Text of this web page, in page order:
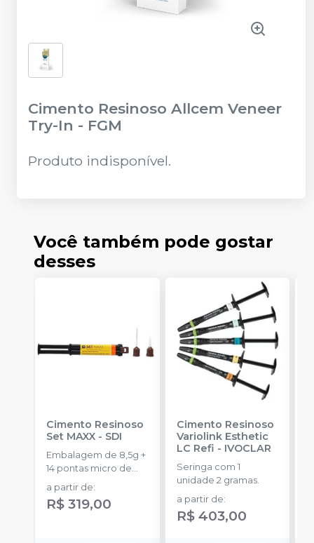
Cimento Resinoso Allcem Veneer
Try-In - FGM
Produto indisponível.
Você também pode gostar
desses
Cimento Resinoso
Set MAXX - SDI
Embalagem de 8,5g +
14 pontas micro de
automistura + 4
pontas
a partir de:
R$ 319,00
Cimento Resinoso
Variolink Esthetic
LC Refi - IVOCLAR
Seringa com 1
unidade 2 gramas.
a partir de:
R$ 403,00